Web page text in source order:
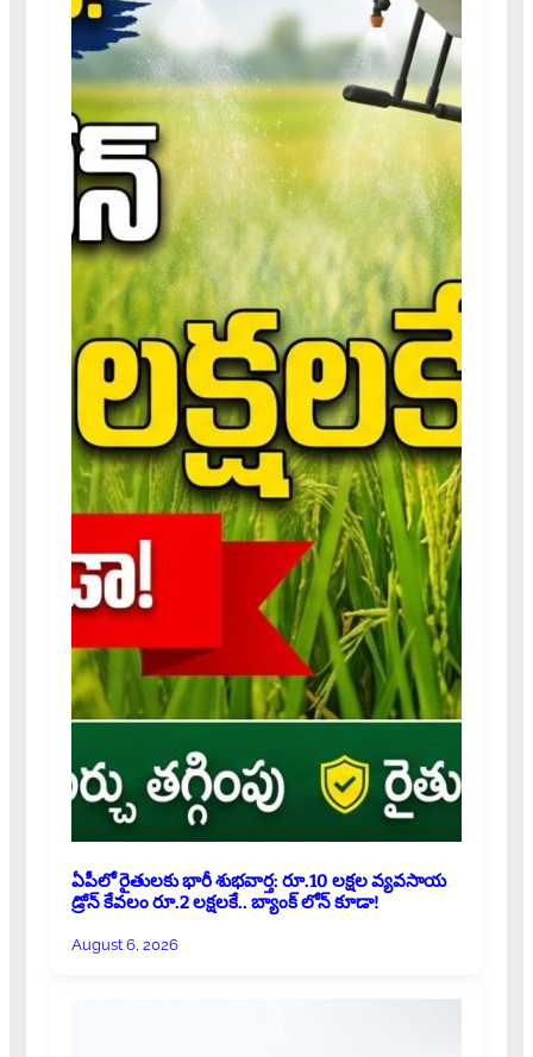
ఏపీలో రైతులకు భారీ శుభవార్త: రూ.10 లక్షల వ్యవసాయ
డ్రోన్ కేవలం రూ.2 లక్షలకే.. బ్యాంక్ లోన్ కూడా!
August 6, 2026